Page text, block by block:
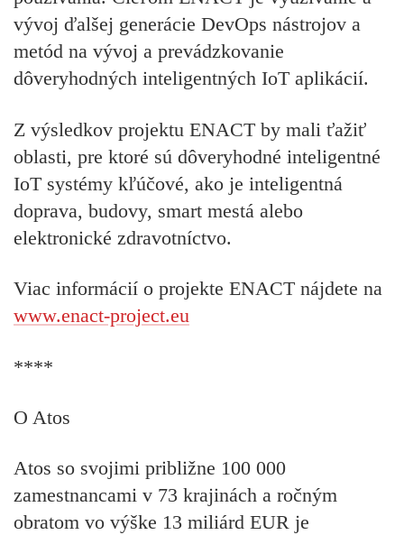
vývoj ďalšej generácie DevOps nástrojov a
metód na vývoj a prevádzkovanie
dôveryhodných inteligentných IoT aplikácií.
Z výsledkov projektu ENACT by mali ťažiť
oblasti, pre ktoré sú dôveryhodné inteligentné
IoT systémy kľúčové, ako je inteligentná
doprava, budovy, smart mestá alebo
elektronické zdravotníctvo.
Viac informácií o projekte ENACT nájdete na
www.enact-project.eu
****
O Atos
Atos so svojimi približne 100 000
zamestnancami v 73 krajinách a ročným
obratom vo výške 13 miliárd EUR je